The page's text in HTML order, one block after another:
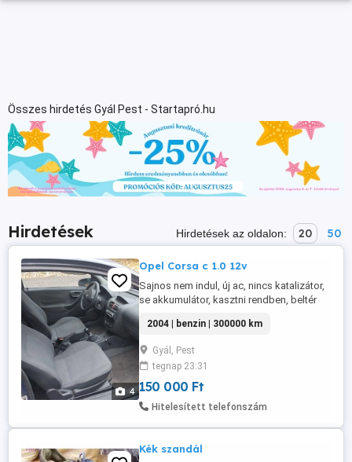
Összes hirdetés Gyál Pest - Startapró.hu
Hirdetések Hirdetések az oldalon: 20 50
4
Opel Corsa c 1.0 12v
Sajnos nem indul, új ac, nincs katalizátor,
se akkumulátor, kasztni rendben, beltér
ideiglenes kivonva, csak adás-vételivel,
személyesen alkudható rugalmasan.
2004 | benzin | 300000 km
Gyál, Pest
tegnap 23:31
150 000 Ft
Hitelesített telefonszám
Kék szandál